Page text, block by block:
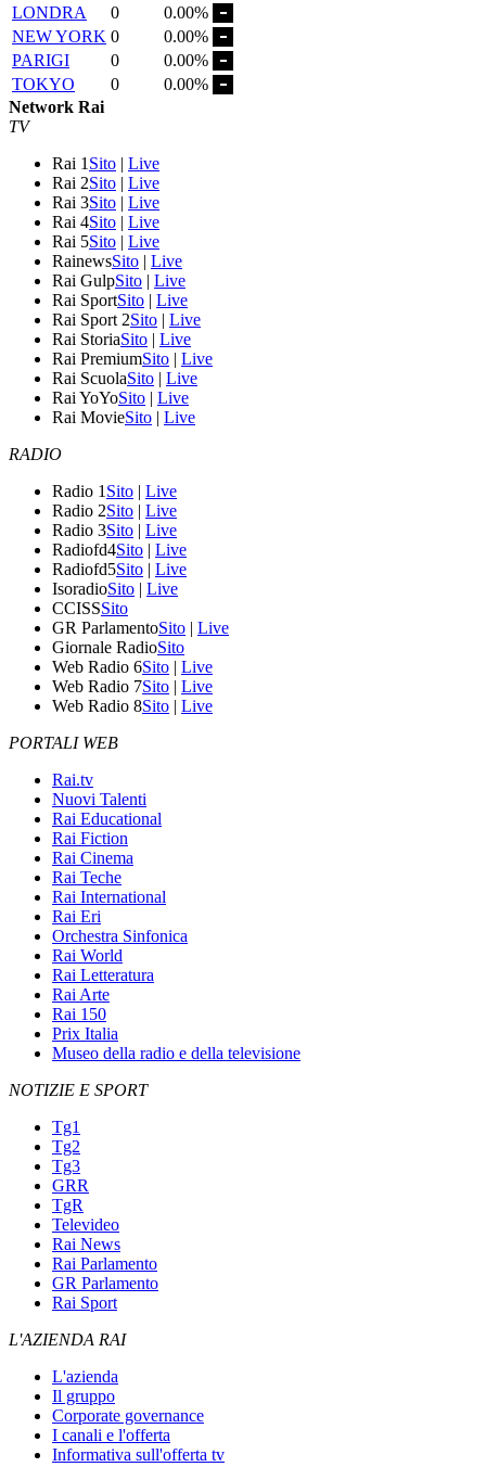
LONDRA
0
0.00%
NEW YORK 0
0.00%
PARIGI
0
0.00%
TOKYO
0
0.00%
Network Rai
TV
Rai 1 Sito | Live
Rai 2Sito | Live
Rai 3Sito | Live
Rai 4Sito | Live
Rai 5Sito | Live
RainewsSito | Live
Rai GulpSito | Live
Rai SportSito | Live
Rai Sport 2Sito | Live
Rai StoriaSito | Live
Rai PremiumSito | Live
Rai ScuolaSito | Live
Rai YoYoSito | Live
Rai MovieSito | Live
RADIO
Radio 1 Sito | Live
Radio 2Sito | Live
Radio 3Sito | Live
Radiofd4Sito | Live
Radiofd5Sito | Live
IsoradioSito | Live
CCISSSito
GR ParlamentoSito | Live
Giornale RadioSito
Web Radio 6Sito | Live
Web Radio 7Sito | Live
Web Radio 8Sito | Live
PORTALI WEB
Rai.tv
Nuovi Talenti
Rai Educational
Rai Fiction
Rai Cinema
Rai Teche
Rai International
Rai Eri
Orchestra Sinfonica
Rai World
Rai Letteratura
Rai Arte
Rai 150
Prix Italia
Museo della radio e della televisione
NOTIZIE E SPORT
Tg1
Tg2
Tg3
GRR
TgR
Televideo
Rai News
Rai Parlamento
GR Parlamento
Rai Sport
L'AZIENDA RAI
L'azienda
Il gruppo
Corporate governance
I canali e l'offerta
Informativa sull'offerta tv